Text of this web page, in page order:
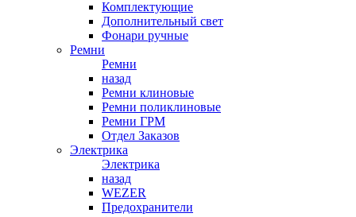
Комплектующие
Дополнительный свет
Фонари ручные
Ремни
Ремни
назад
Ремни клиновые
Ремни поликлиновые
Ремни ГРМ
Отдел Заказов
Электрика
Электрика
назад
WEZER
Предохранители